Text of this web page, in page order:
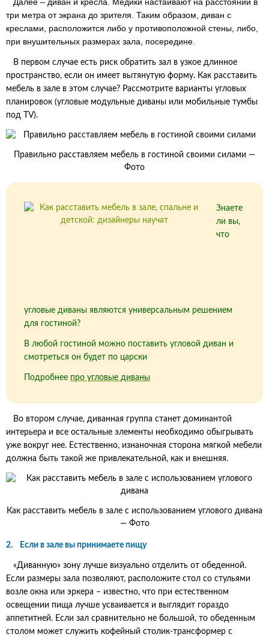
три метра от экрана до зрителя. Таким образом, диван с
креслами, расположится либо у противоположной стены, либо,
при внушительных размерах зала, посередине.
В первом случае есть риск обратить зал в узкое длинное
пространство, если он имеет вытянутую форму. Как расставить
мебель в зале в этом случае? Рассмотрите варианты угловых
планировок (угловые модульные диваны или мобильные тумбы
под TV).
Правильно расставляем мебель в гостиной своими силами —
Фото
Знаете
ли вы,
что
угловые диваны являются универсальным решением
для гостиной?
В любой гостиной можно поставить угловой диван и
смотреться он будет по царски
Подробнее про угловые диваны
Во втором случае, диванная группа станет доминантой
интерьера и все остальные элементы необходимо обыгрывать
уже вокруг нее. Естественно, изнаночная сторона мягкой мебели
должна быть такой же привлекательной, как и внешняя.
Как расставить мебель в зале с использованием углового дивана
— Фото
2. Если в зале вы принимаете пищу
«Диванную» зону лучше визуально отделить от обеденной.
Если размеры зала позволяют, расположите стол со стульями
возле окна или эркера – известно, что при естественном
освещении пища лучше усваивается и выглядит гораздо
аппетитней. Если зал сравнительно не большой, то обеденным
столом может служить кофейный столик-трансформер с